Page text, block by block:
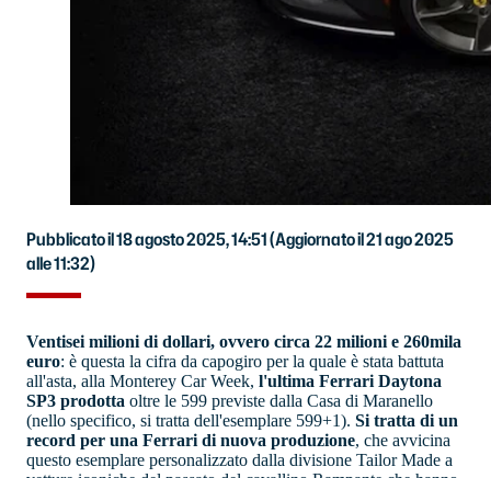
Pubblicato il 18 agosto 2025, 14:51(Aggiornato il 21 ago 2025
alle 11:32)
Ventisei milioni di dollari, ovvero circa 22 milioni e 260mila
euro: è questa la cifra da capogiro per la quale è stata battuta
all'asta, alla Monterey Car Week, l'ultima Ferrari Daytona
SP3 prodotta oltre le 599 previste dalla Casa di Maranello
(nello specifico, si tratta dell'esemplare 599+1). Si tratta di un
record per una Ferrari di nuova produzione, che avvicina
questo esemplare personalizzato dalla divisione Tailor Made a